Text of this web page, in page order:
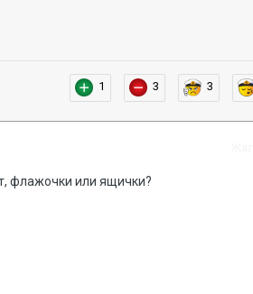
1 3 3
флажочки или ящички?